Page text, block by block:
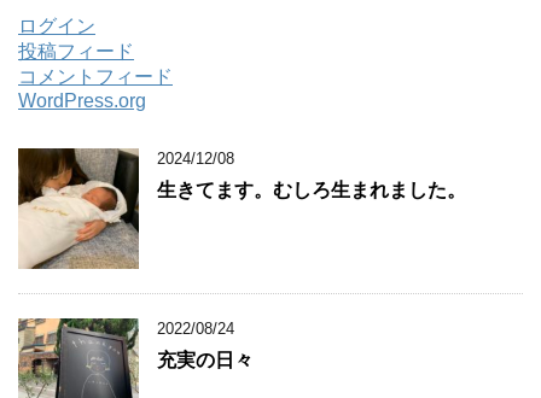
ログイン
投稿フィード
コメントフィード
WordPress.org
2024/12/08
生きてます。むしろ生まれました。
2022/08/24
充実の日々